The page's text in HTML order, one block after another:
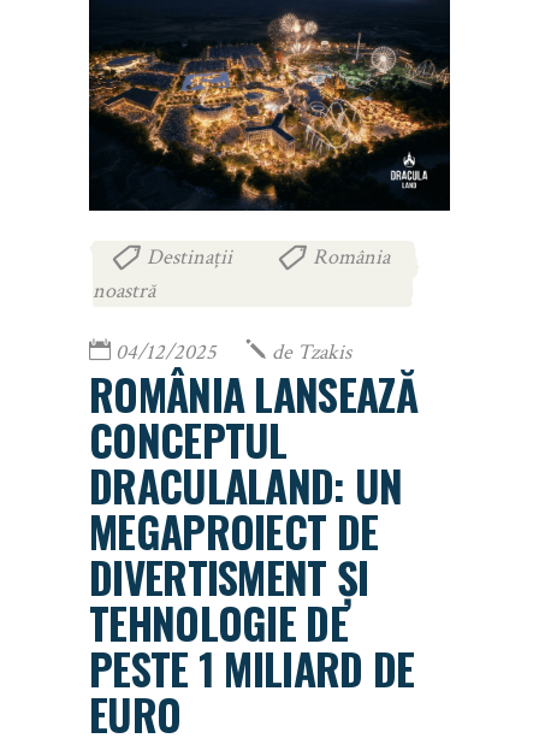
Destinații
România
noastră
04/12/2025 de Tzakis
ROMÂNIA LANSEAZĂ
CONCEPTUL
DRACULALAND: UN
MEGAPROIECT DE
DIVERTISMENT ȘI
TEHNOLOGIE DE
PESTE 1 MILIARD DE
EURO